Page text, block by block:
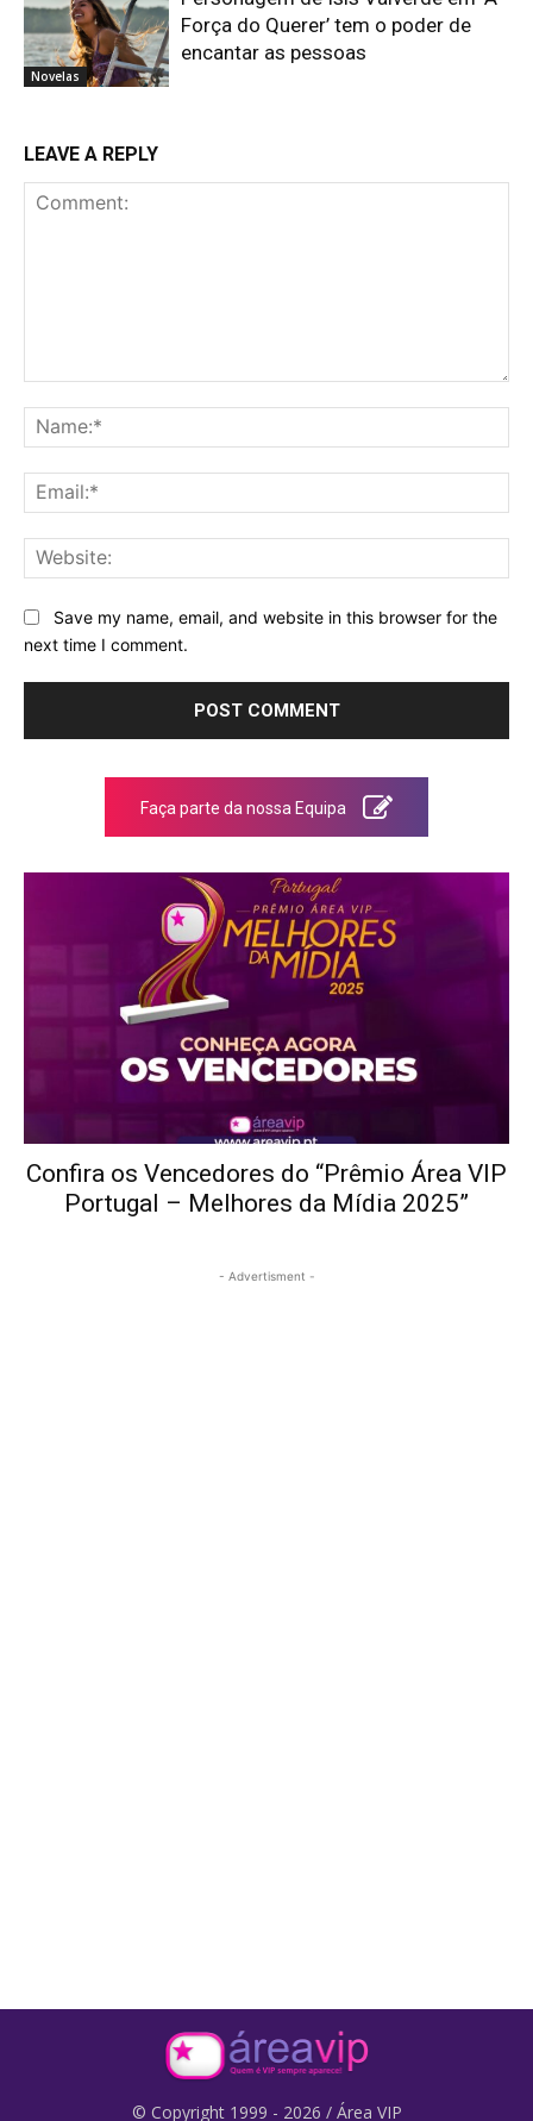
Novelas
Força do Querer’ tem o poder de
encantar as pessoas
LEAVE A REPLY
Save my name, email, and website in this browser for the
next time I comment.
Faça parte da nossa Equipa
Confira os Vencedores do “Prêmio Área VIP
Portugal – Melhores da Mídia 2025”
- Advertisment -
© Copyright 1999 - 2026 / Área VIP